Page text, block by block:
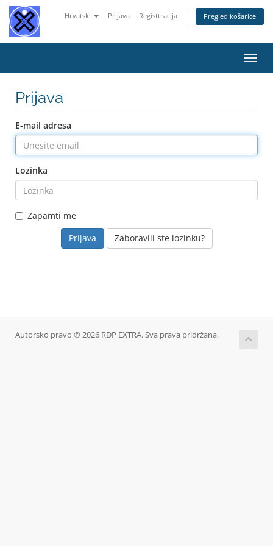
Hrvatski Prijava Registtracija Pregled košarice
Prijava
E-mail adresa
Lozinka
Zapamti me
Zaboravili ste lozinku?
Autorsko pravo © 2026 RDP EXTRA. Sva prava pridržana.